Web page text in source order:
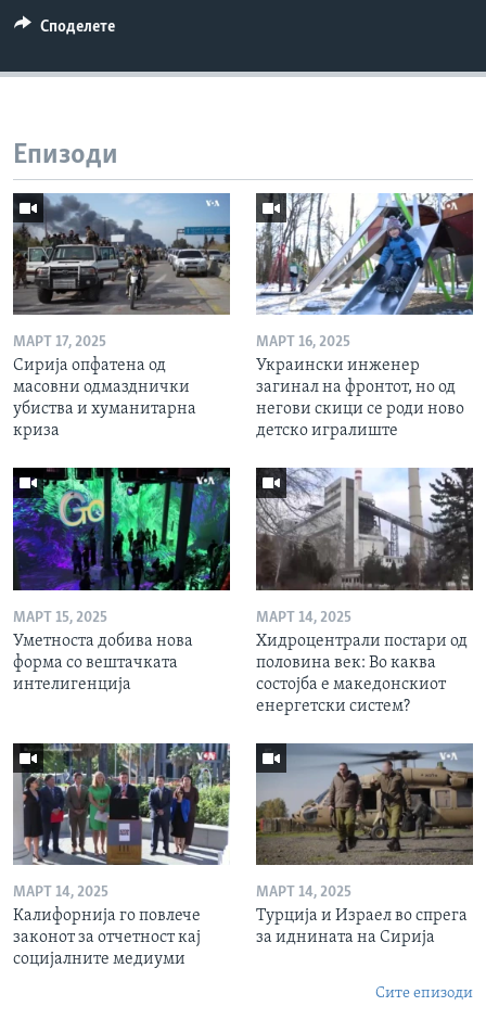
Споделете
Епизоди
МАРТ 17, 2025
Сирија опфатена од
масовни одмазднички
убиства и хуманитарна
криза
МАРТ 16, 2025
Украински инженер
загинал на фронтот, но од
негови скици се роди ново
детско игралиште
МАРТ 15, 2025
Уметноста добива нова
форма со вештачката
интелигенција
МАРТ 14, 2025
Хидроцентрали постари од
половина век: Во каква
состојба е македонскиот
енергетски систем?
МАРТ 14, 2025
Калифорнија го повлече
законот за отчетност кај
социјалните медиуми
МАРТ 14, 2025
Турција и Израел во спрега
за иднината на Сирија
Сите епизоди